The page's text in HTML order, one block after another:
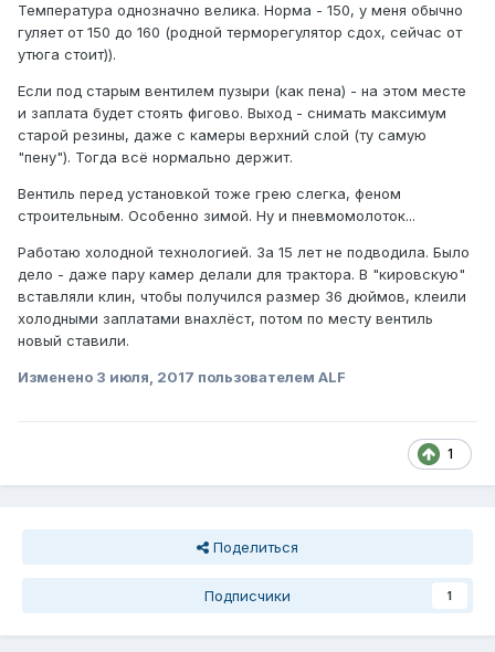
Температура однозначно велика. Норма - 150, у меня обычно
гуляет от 150 до 160 (родной терморегулятор сдох, сейчас от
утюга стоит)).
Если под старым вентилем пузыри (как пена) - на этом месте
и заплата будет стоять фигово. Выход - снимать максимум
старой резины, даже с камеры верхний слой (ту самую
"пену"). Тогда всё нормально держит.
Вентиль перед установкой тоже грею слегка, феном
строительным. Особенно зимой. Ну и пневмомолоток...
Работаю холодной технологией. За 15 лет не подводила. Было
дело - даже пару камер делали для трактора. В "кировскую"
вставляли клин, чтобы получился размер 36 дюймов, клеили
холодными заплатами внахлёст, потом по месту вентиль
новый ставили.
Изменено 3 июля, 2017 пользователем ALF
1
Поделиться
Подписчики 1